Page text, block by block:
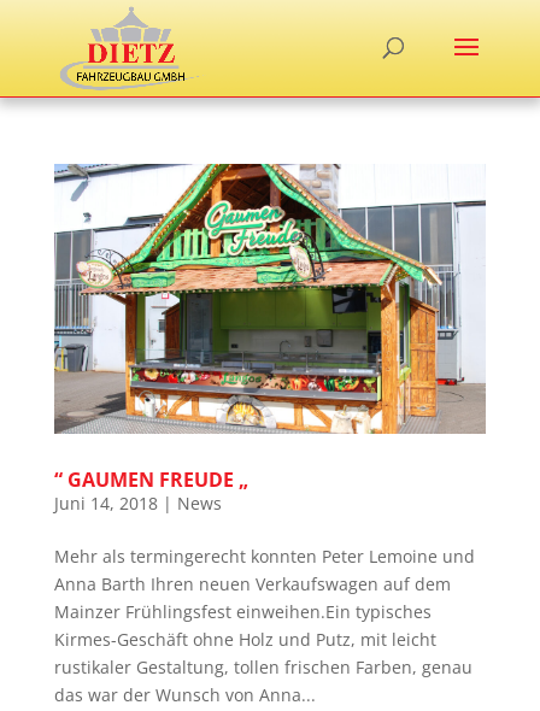
“ GAUMEN FREUDE „
Juni 14, 2018| News
Mehr als termingerecht konnten Peter Lemoine und
Anna Barth Ihren neuen Verkaufswagen auf dem
Mainzer Frühlingsfest einweihen.Ein typisches
Kirmes-Geschäft ohne Holz und Putz, mit leicht
rustikaler Gestaltung, tollen frischen Farben, genau
das war der Wunsch von Anna...